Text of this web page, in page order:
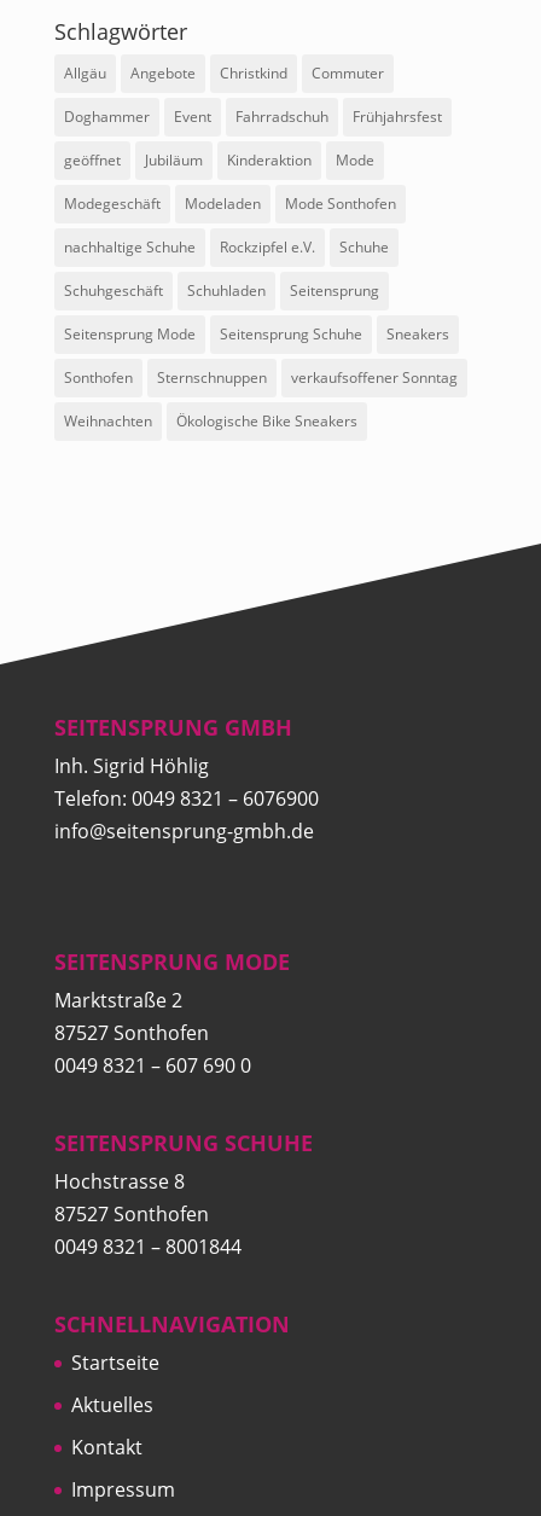
Schlagwörter
Allgäu Angebote Christkind Commuter
Doghammer Event Fahrradschuh Frühjahrsfest
geöffnet Jubiläum Kinderaktion Mode
Modegeschäft Modeladen Mode Sonthofen
nachhaltige Schuhe Rockzipfel e.V. Schuhe
Schuhgeschäft Schuhladen Seitensprung
Seitensprung Mode Seitensprung Schuhe Sneakers
Sonthofen Sternschnuppen verkaufsoffener Sonntag
Weihnachten Ökologische Bike Sneakers
SEITENSPRUNG GMBH
Inh. Sigrid Höhlig
Telefon: 0049 8321 – 6076900
info@seitensprung-gmbh.de
SEITENSPRUNG MODE
Marktstraße 2
87527 Sonthofen
0049 8321 – 607 690 0
SEITENSPRUNG SCHUHE
Hochstrasse 8
87527 Sonthofen
0049 8321 – 8001844
SCHNELLNAVIGATION
Startseite
Aktuelles
Kontakt
Impressum